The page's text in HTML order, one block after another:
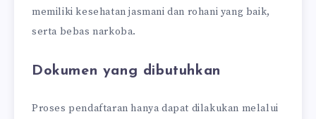
memiliki kesehatan jasmani dan rohani yang baik,
serta bebas narkoba.
Dokumen yang dibutuhkan
Proses pendaftaran hanya dapat dilakukan melalui